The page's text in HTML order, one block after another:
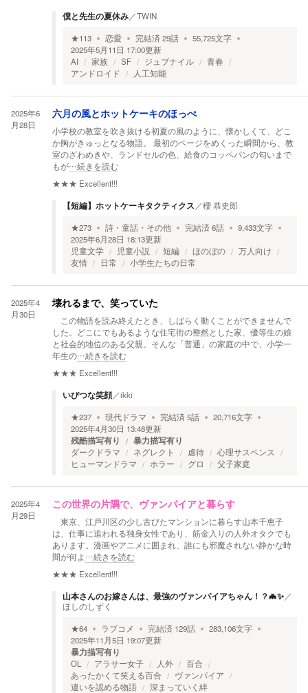
僕と先生の夏休み／TWIN
★113 恋愛 完結済29話 55,725文字
2025年5月11日 17:00更新
AI
家族 SF ジュブナイル
青春
アンドロイド
人工知能
2025年6
月28日
六月の風とホットケーキのほっぺ
小学校の教室を吹き抜ける初夏の風のように、懐かしくて、どこ
か胸がきゅっとなる物語。 最初のページをめくった瞬間から、教
室のざわめきや、ランドセルの色、給食のコッペパンの匂いまで
もが…続きを読む
★★★ Excellent!!!
【短編】ホットケーキタクティクス ／櫻 恭史郎
★273 詩・童話・その他 完結済6話 9,433文字
2025年6月28日 18:13更新
児童文学
児童小説 短編 ほのぼの
万人向け
友情
日常 小学生たちの日常
2025年4
月30日
壊れるまで、笑っていた
この物語を読み終えたとき、しばらく動くことができませんで
した。どこにでもあるような住宅街の整然とした家、優等生の娘
と社会的地位のある父親。そんな「普通」の家庭の中で、小学一
年生の…続きを読む
★★★ Excellent!!!
いびつな笑顔／ikki
★237 現代ドラマ 完結済5話 20,716文字
2025年4月30日 13:48更新
残酷描写有り 暴力描写有り
ダークドラマ ネグレクト 虐待
心理サスペンス
ヒューマンドラマ
ホラー グロ 父子家庭
2025年4
月29日
この世界の片隅で、ヴァンパイアと暮らす
東京、江戸川区の少し古びたマンションに暮らす山本千恵子
は、仕事に追われる独身女性であり、筋金入りの人外オタクでも
あります。漫画やアニメに囲まれ、誰にも邪魔されない静かな時
間が何よ …続きを読む
★★★ Excellent!!!
山本さんのお嫁さんは、最強のヴァンパイアちゃん！？🦇✨／
ほしのしずく
★64 ラブコメ 完結済 129話 283,106文字
2025年11月5日 19:07更新
暴力描写有り
OL アラサー女子 人外
百合
あったかくて笑える百合
ヴァンパイア
違いを認める物語
深まっていく絆